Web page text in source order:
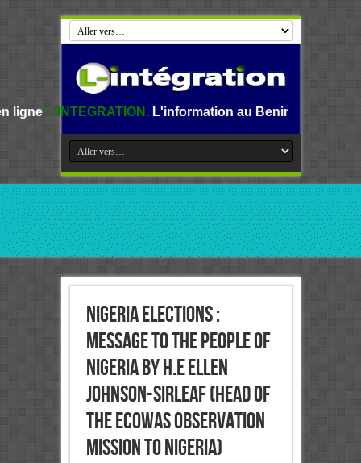
L'information au Benin, en Afrique et dans le
Nigeria Elections :
Message to the People of
Nigeria By H.E Ellen
Johnson-Sirleaf (Head of
the ECOWAS Observation
Mission to Nigeria)